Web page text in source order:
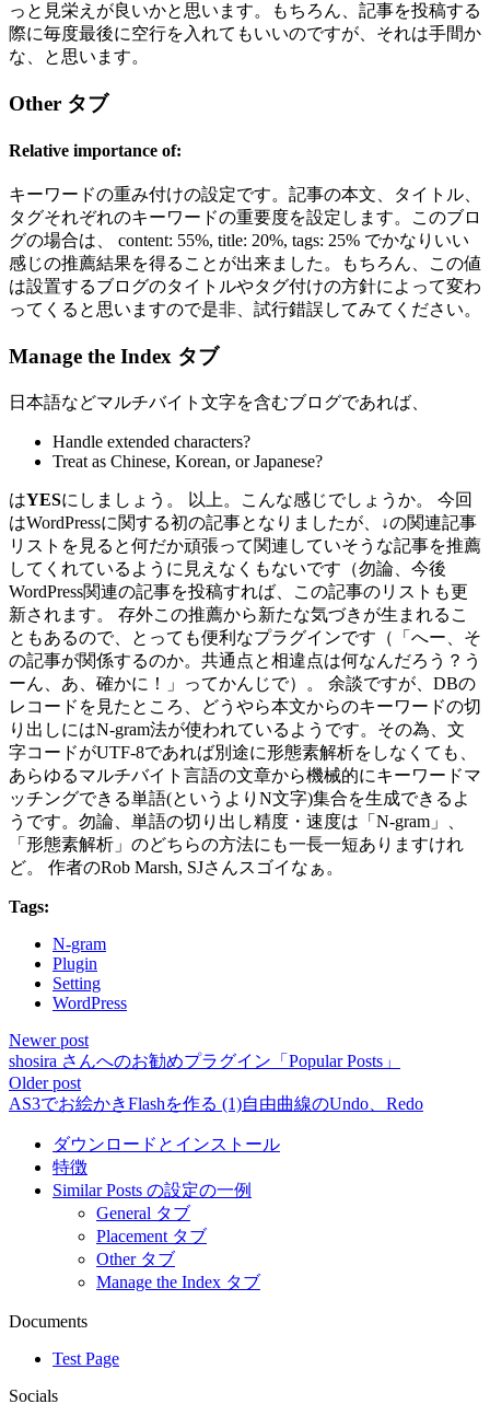
っと見栄えが良いかと思います。もちろん、記事を投稿する
際に毎度最後に空行を入れてもいいのですが、それは手間か
な、と思います。
Other タブ
Relative importance of:
キーワードの重み付けの設定です。記事の本文、タイトル、
タグそれぞれのキーワードの重要度を設定します。このブロ
グの場合は、 content: 55%, title: 20%, tags: 25% でかなりいい
感じの推薦結果を得ることが出来ました。もちろん、この値
は設置するブログのタイトルやタグ付けの方針によって変わ
ってくると思いますので是非、試行錯誤してみてください。
Manage the Index タブ
日本語などマルチバイト文字を含むブログであれば、
Handle extended characters?
Treat as Chinese, Korean, or Japanese?
はYESにしましょう。 以上。こんな感じでしょうか。 今回
はWordPressに関する初の記事となりましたが、↓の関連記事
リストを見ると何だか頑張って関連していそうな記事を推薦
してくれているように見えなくもないです（勿論、今後
WordPress関連の記事を投稿すれば、この記事のリストも更
新されます。 存外この推薦から新たな気づきが生まれるこ
ともあるので、とっても便利なプラグインです（「へー、そ
の記事が関係するのか。共通点と相違点は何なんだろう？う
ーん、あ、確かに！」ってかんじで）。 余談ですが、DBの
レコードを見たところ、どうやら本文からのキーワードの切
り出しにはN-gram法が使われているようです。その為、文
字コードがUTF-8であれば別途に形態素解析をしなくても、
あらゆるマルチバイト言語の文章から機械的にキーワードマ
ッチングできる単語(というよりN文字)集合を生成できるよ
うです。勿論、単語の切り出し精度・速度は「N-gram」、
「形態素解析」のどちらの方法にも一長一短ありますけれ
ど。 作者のRob Marsh, SJさんスゴイなぁ。
Tags:
N-gram
Plugin
Setting
WordPress
Newer post
shosira さんへのお勧めプラグイン「Popular Posts」
Older post
AS3でお絵かきFlashを作る (1)自由曲線のUndo、Redo
ダウンロードとインストール
特徴
Similar Posts の設定の一例
General タブ
Placement タブ
Other タブ
Manage the Index タブ
Documents
Test Page
Socials